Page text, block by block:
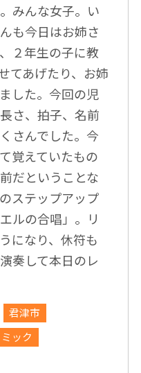
みんな女子。い
も今日はお姉さ
２年生の子に教
てあげたり、お姉
した。今回の児
さ、拍子、名前
さんでした。今
覚えていたもの
だということな
ステップアップ
ルの合唱」。リ
になり、休符も
奏して本日のレ
君津市
ック